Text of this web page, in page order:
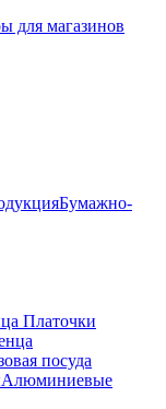
для магазинов
Бумажно-
Платочки
посуда
Алюминиевые